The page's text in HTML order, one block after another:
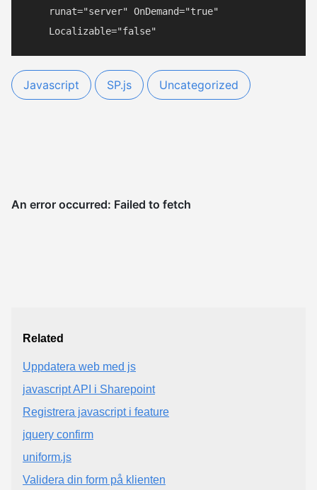
    runat="server" OnDemand="true"
Javascript SP.js Uncategorized
Related
Uppdatera web med js
javascript API i Sharepoint
Registrera javascript i feature
jquery confirm
uniform.js
Validera din form på klienten